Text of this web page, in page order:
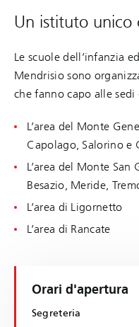
Un istituto unico
Le scuole dell’infanzia
Mendrisio sono
che fanno capo alle
L’area del Monte
Capolago, Salorino e
L’area del Monte
Besazio, Meride,
L’area di Ligornetto
L’area di Rancate
Orari d'apertura
Segreteria